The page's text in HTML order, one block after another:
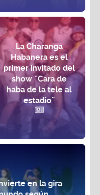
La Charanga
Habanera es el
primer invitado del
show ¨Cara de
haba de la tele al
estadio¨
en la gira